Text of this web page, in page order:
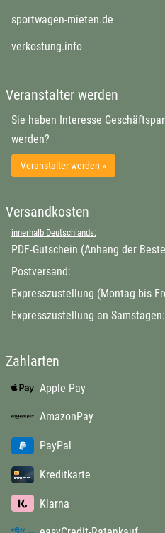
sportwagen-mieten.de
verkostung.info
Veranstalter werden
Sie haben Interesse
werden?
Veranstalter werden »
Versandkosten
innerhalb Deutschlands:
PDF-Gutschein (Anhang der
Postversand:
Expresszustellung (Montag bis
Expresszustellung an Samstagen:
Zahlarten
Apple Pay
AmazonPay
PayPal
Kreditkarte
Klarna